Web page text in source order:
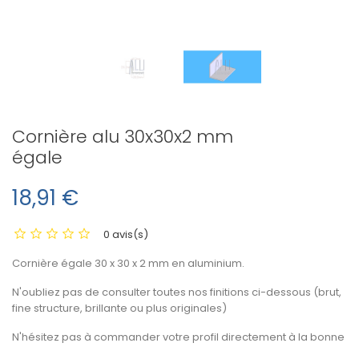
Cornière alu 30x30x2 mm
égale
18,91 €
0 avis(s)
Cornière égale 30 x 30 x 2 mm en aluminium.
N'oubliez pas de consulter toutes nos finitions ci-dessous (brut,
fine structure, brillante ou plus originales)
N'hésitez pas à commander votre profil directement à la bonne